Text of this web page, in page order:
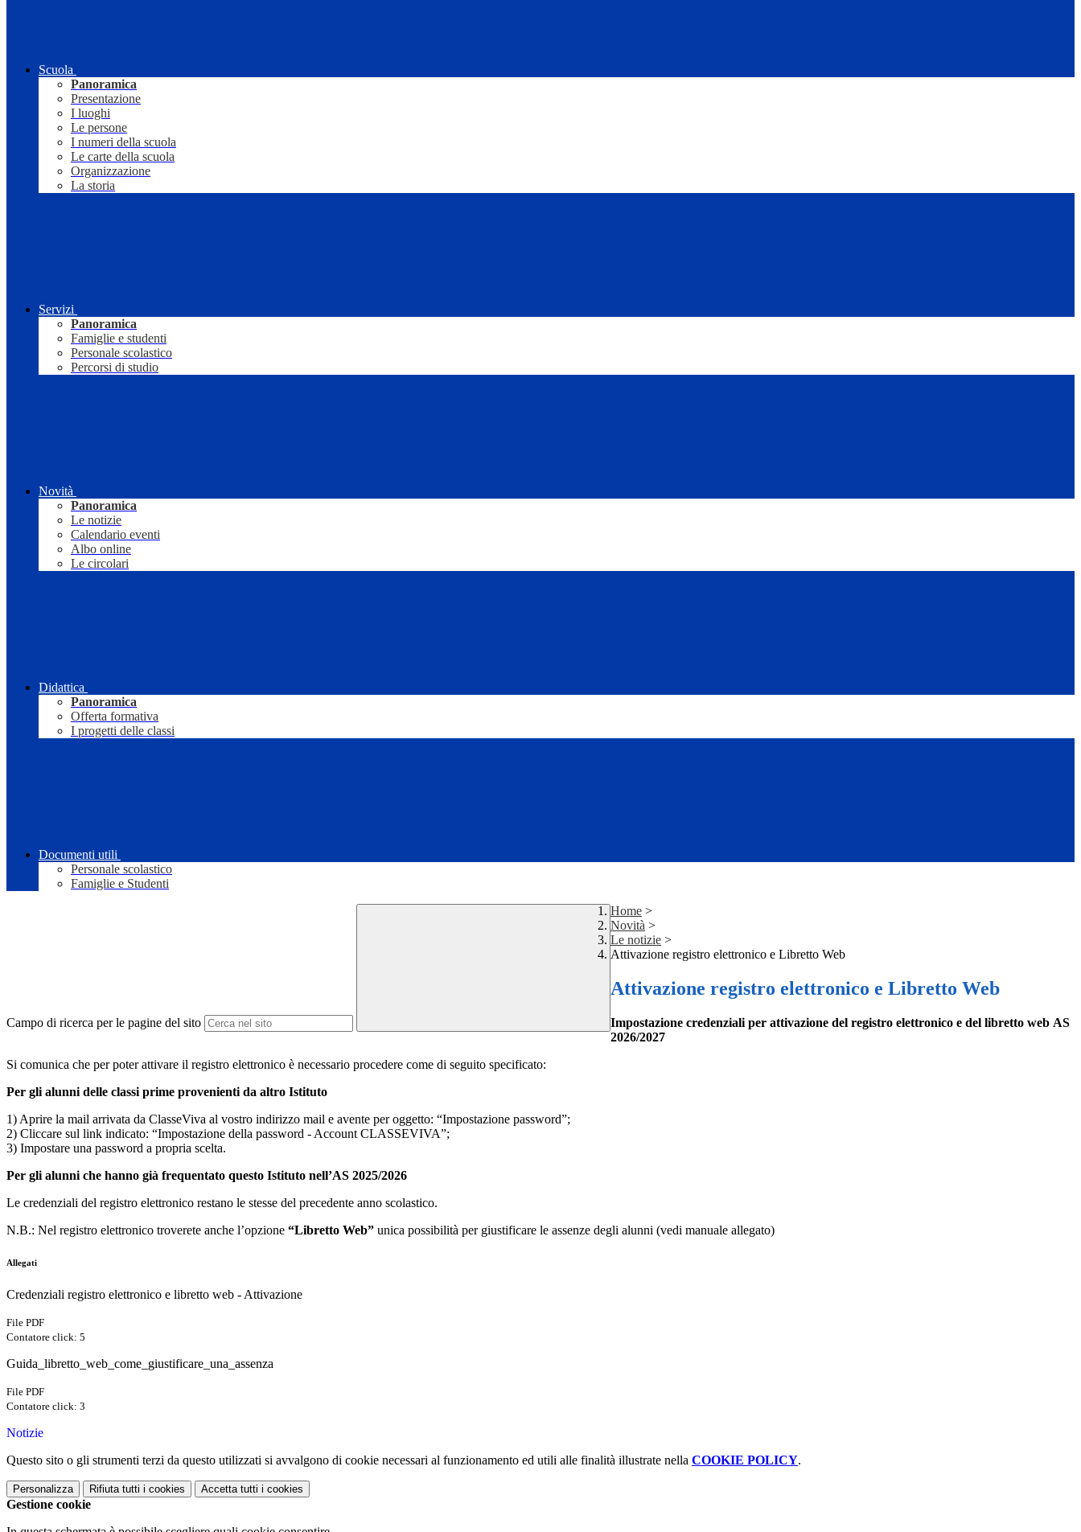
Scuola
Panoramica
Presentazione
I luoghi
Le persone
I numeri della scuola
Le carte della scuola
Organizzazione
La storia
Servizi
Panoramica
Famiglie e studenti
Personale scolastico
Percorsi di studio
Novità
Panoramica
Le notizie
Calendario eventi
Albo online
Le circolari
Didattica
Panoramica
Offerta formativa
I progetti delle classi
Documenti utili
Personale scolastico
Famiglie e Studenti
Campo di ricerca per le pagine del sito
Home >
Novità >
Le notizie >
Attivazione registro elettronico e Libretto Web
Attivazione registro elettronico e Libretto Web
Impostazione credenziali per attivazione del registro elettronico e del libretto web AS
2026/2027
Si comunica che per poter attivare il registro elettronico è necessario procedere come di seguito specificato:
Per gli alunni delle classi prime provenienti da altro Istituto
1) Aprire la mail arrivata da ClasseViva al vostro indirizzo mail e avente per oggetto: “Impostazione password”;
2) Cliccare sul link indicato: “Impostazione della password - Account CLASSEVIVA”;
3) Impostare una password a propria scelta.
Per gli alunni che hanno già frequentato questo Istituto nell’AS 2025/2026
Le credenziali del registro elettronico restano le stesse del precedente anno scolastico.
N.B.: Nel registro elettronico troverete anche l’opzione “Libretto Web” unica possibilità per giustificare le assenze degli alunni (vedi manuale allegato)
Allegati
Credenziali registro elettronico e libretto web - Attivazione
File PDF
Contatore click: 5
Guida_libretto_web_come_giustificare_una_assenza
File PDF
Contatore click: 3
Notizie
Questo sito o gli strumenti terzi da questo utilizzati si avvalgono di cookie necessari al funzionamento ed utili alle finalità illustrate nella COOKIE POLICY.
Personalizza Rifiuta tutti i cookies Accetta tutti i cookies
Gestione cookie